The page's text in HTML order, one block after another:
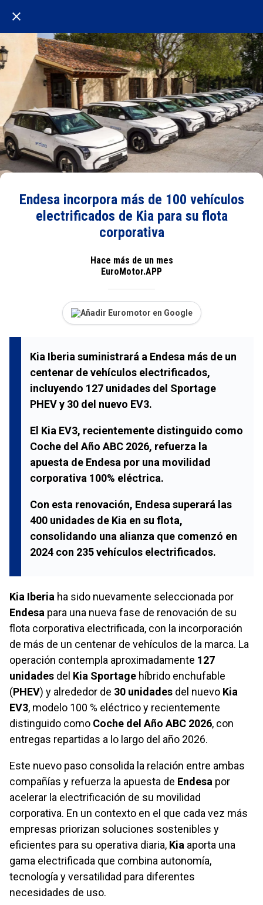
Endesa incorpora más de 100 vehículos
electrificados de Kia para su flota
corporativa
Hace más de un mes
EuroMotor.APP
Añadir Euromotor en Google
Kia Iberia suministrará a Endesa más de un
centenar de vehículos electrificados,
incluyendo 127 unidades del Sportage
PHEV y 30 del nuevo EV3.
El Kia EV3, recientemente distinguido como
Coche del Año ABC 2026, refuerza la
apuesta de Endesa por una movilidad
corporativa 100% eléctrica.
Con esta renovación, Endesa superará las
400 unidades de Kia en su flota,
consolidando una alianza que comenzó en
2024 con 235 vehículos electrificados.
Kia Iberia ha sido nuevamente seleccionada por
Endesa para una nueva fase de renovación de su
flota corporativa electrificada, con la incorporación
de más de un centenar de vehículos de la marca. La
operación contempla aproximadamente 127
unidades del Kia Sportage híbrido enchufable
(PHEV) y alrededor de 30 unidades del nuevo Kia
EV3, modelo 100 % eléctrico y recientemente
distinguido como Coche del Año ABC 2026, con
entregas repartidas a lo largo del año 2026.
Este nuevo paso consolida la relación entre ambas
compañías y refuerza la apuesta de Endesa por
acelerar la electrificación de su movilidad
corporativa. En un contexto en el que cada vez más
empresas priorizan soluciones sostenibles y
eficientes para su operativa diaria, Kia aporta una
gama electrificada que combina autonomía,
tecnología y versatilidad para diferentes
necesidades de uso.